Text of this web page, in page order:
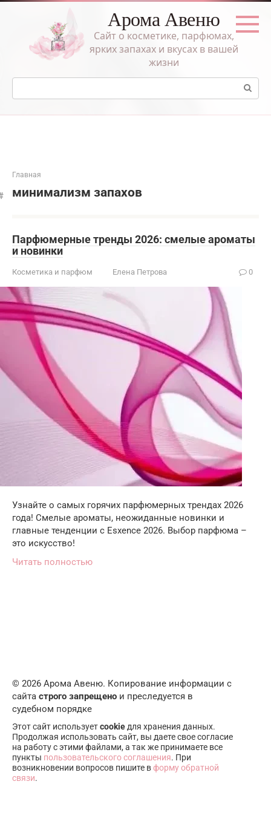
Перейти
Арома Авеню
Сайт о косметике, парфюмах,
ярких запахах и вкусах в вашей
жизни
Поиск:
Главная
минимализм запахов
Парфюмерные тренды 2026: смелые ароматы
и новинки
Косметика и парфюм Елена Петрова 0
Узнайте о самых горячих парфюмерных трендах 2026
года! Смелые ароматы, неожиданные новинки и
главные тенденции с Esxence 2026. Выбор парфюма –
это искусство!
Читать полностью
© 2026 Арома Авеню. Копирование информации с
сайта строго запрещено и преследуется в
судебном порядке
Этот сайт используетcookie для хранения данных.
Продолжая использовать сайт, вы даете свое согласие
на работу с этими файлами, а так же принимаете все
пункты пользовательского соглашения. При
возникновении вопросов пишите вформу обратной
связи.